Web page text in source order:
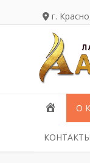
г.
О
КОНТАКТЫ